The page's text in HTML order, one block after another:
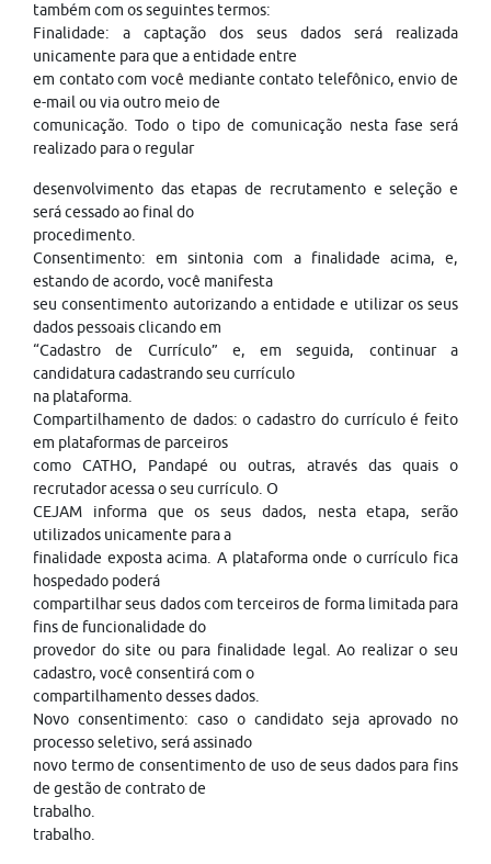
também com os seguintes termos:
Finalidade: a captação dos seus dados será realizada
unicamente para que a entidade entre
em contato com você mediante contato telefônico, envio de
e-mail ou via outro meio de
comunicação. Todo o tipo de comunicação nesta fase será
realizado para o regular
desenvolvimento das etapas de recrutamento e seleção e
será cessado ao final do
procedimento.
Consentimento: em sintonia com a finalidade acima, e,
estando de acordo, você manifesta
seu consentimento autorizando a entidade e utilizar os seus
dados pessoais clicando em
“Cadastro de Currículo” e, em seguida, continuar a
candidatura cadastrando seu currículo
na plataforma.
Compartilhamento de dados: o cadastro do currículo é feito
em plataformas de parceiros
como CATHO, Pandapé ou outras, através das quais o
recrutador acessa o seu currículo. O
CEJAM informa que os seus dados, nesta etapa, serão
utilizados unicamente para a
finalidade exposta acima. A plataforma onde o currículo fica
hospedado poderá
compartilhar seus dados com terceiros de forma limitada para
fins de funcionalidade do
provedor do site ou para finalidade legal. Ao realizar o seu
cadastro, você consentirá com o
compartilhamento desses dados.
Novo consentimento: caso o candidato seja aprovado no
processo seletivo, será assinado
novo termo de consentimento de uso de seus dados para fins
de gestão de contrato de
trabalho.
trabalho.